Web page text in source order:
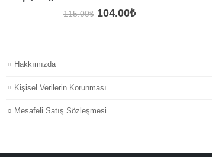
115.00₺ Orijinal
104.00₺Şu
Hakkımızda
Kişisel Verilerin Korunması
Mesafeli Satış Sözleşmesi